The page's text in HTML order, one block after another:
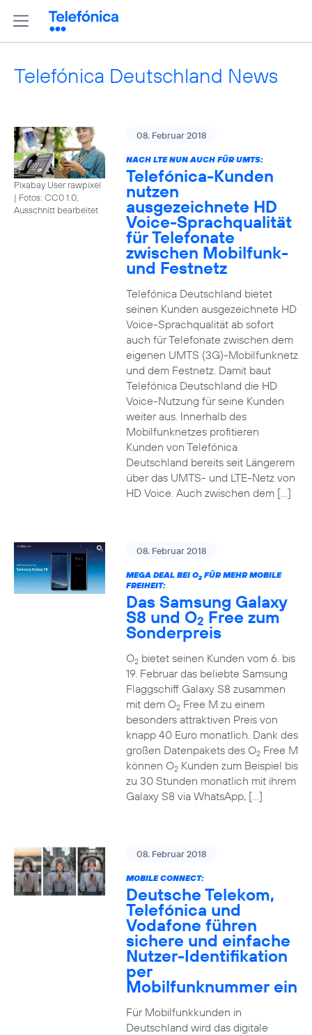
Telefónica Deutschland News
Pixabay User rawpixel
| Fotos: CC0 1.0,
Ausschnitt bearbeitet
08. Februar 2018
NACH LTE NUN AUCH FÜR UMTS:
Telefónica-Kunden
nutzen
ausgezeichnete HD
Voice-Sprachqualität
für Telefonate
zwischen Mobilfunk-
und Festnetz
Telefónica Deutschland bietet
seinen Kunden ausgezeichnete HD
Voice-Sprachqualität ab sofort
auch für Telefonate zwischen dem
eigenen UMTS (3G)-Mobilfunknetz
und dem Festnetz. Damit baut
Telefónica Deutschland die HD
Voice-Nutzung für seine Kunden
weiter aus. Innerhalb des
Mobilfunknetzes profitieren
Kunden von Telefónica
Deutschland bereits seit Längerem
über das UMTS- und LTE-Netz von
HD Voice. Auch zwischen dem […]
08. Februar 2018
MEGA DEAL BEI O2FÜR MEHR MOBILE
FREIHEIT:
Das Samsung Galaxy
S8 und O2 Free zum
Sonderpreis
O2bietet seinen Kunden vom 6. bis
19. Februar das beliebte Samsung
Flaggschiff Galaxy S8 zusammen
mit dem O2Free M zu einem
besonders attraktiven Preis von
knapp 40 Euro monatlich. Dank des
großen Datenpakets des O2Free M
können O2Kunden zum Beispiel bis
zu 30 Stunden monatlich mit ihrem
Galaxy S8 via WhatsApp, […]
08. Februar 2018
MOBILE CONNECT:
Deutsche Telekom,
Telefónica und
Vodafone führen
sichere und einfache
Nutzer-Identifikation
per
Mobilfunknummer ein
Für Mobilfunkkunden in
Deutschland wird das digitale